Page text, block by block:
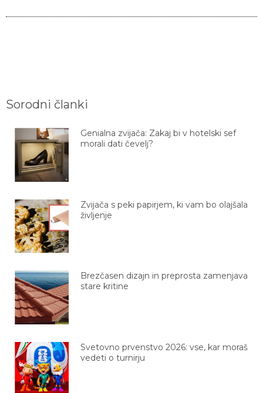
Sorodni članki
Genialna zvijača: Zakaj bi v hotelski sef
morali dati čevelj?
Zvijača s peki papirjem, ki vam bo olajšala
življenje
Brezčasen dizajn in preprosta zamenjava
stare kritine
Svetovno prvenstvo 2026: vse, kar moraš
vedeti o turnirju